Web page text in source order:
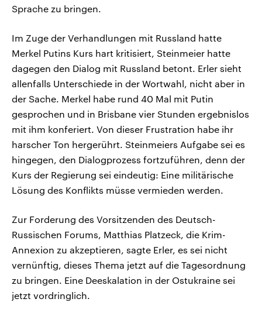
Sprache zu bringen.
Im Zuge der Verhandlungen mit Russland hatte
Merkel Putins Kurs hart kritisiert, Steinmeier hatte
dagegen den Dialog mit Russland betont. Erler sieht
allenfalls Unterschiede in der Wortwahl, nicht aber in
der Sache. Merkel habe rund 40 Mal mit Putin
gesprochen und in Brisbane vier Stunden ergebnislos
mit ihm konferiert. Von dieser Frustration habe ihr
harscher Ton hergerührt. Steinmeiers Aufgabe sei es
hingegen, den Dialogprozess fortzuführen, denn der
Kurs der Regierung sei eindeutig: Eine militärische
Lösung des Konflikts müsse vermieden werden.
Zur Forderung des Vorsitzenden des Deutsch-
Russischen Forums, Matthias Platzeck, die Krim-
Annexion zu akzeptieren, sagte Erler, es sei nicht
vernünftig, dieses Thema jetzt auf die Tagesordnung
zu bringen. Eine Deeskalation in der Ostukraine sei
jetzt vordringlich.